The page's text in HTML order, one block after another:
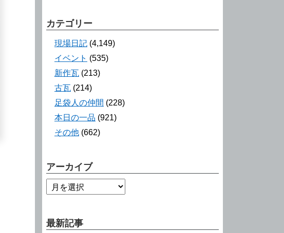
カテゴリー
現場日記 (4,149)
イベント (535)
新作瓦 (213)
古瓦 (214)
足袋人の仲間 (228)
本日の一品 (921)
その他 (662)
アーカイブ
最新記事